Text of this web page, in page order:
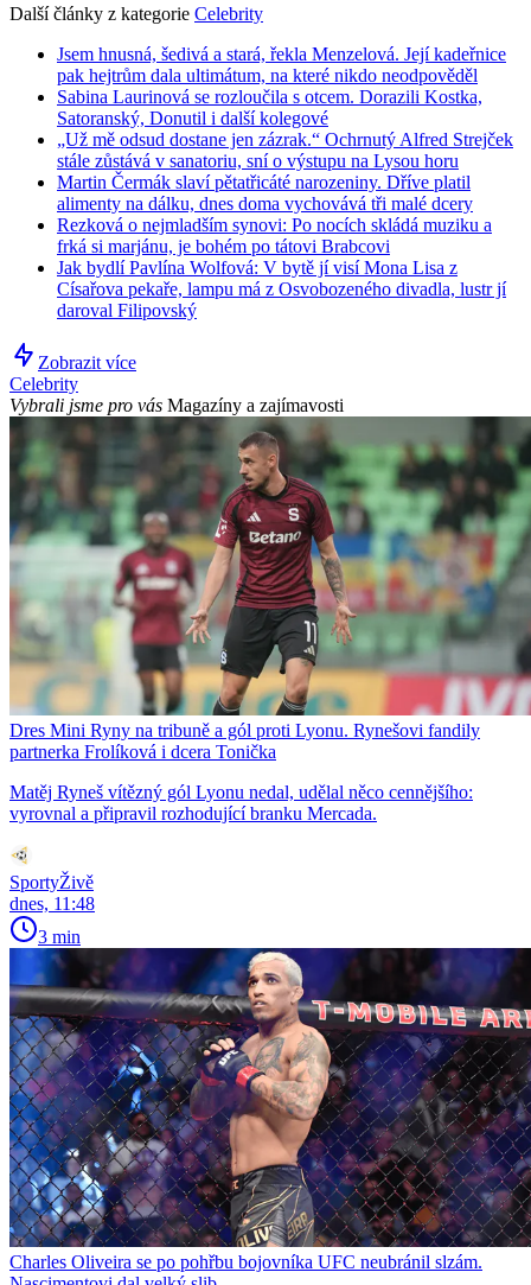
Další články z kategorie Celebrity
Jsem hnusná, šedivá a stará, řekla Menzelová. Její kadeřnice
pak hejtrům dala ultimátum, na které nikdo neodpověděl
Sabina Laurinová se rozloučila s otcem. Dorazili Kostka,
Satoranský, Donutil i další kolegové
„Už mě odsud dostane jen zázrak.“ Ochrnutý Alfred Strejček
stále zůstává v sanatoriu, sní o výstupu na Lysou horu
Martin Čermák slaví pětatřicáté narozeniny. Dříve platil
alimenty na dálku, dnes doma vychovává tři malé dcery
Rezková o nejmladším synovi: Po nocích skládá muziku a
frká si marjánu, je bohém po tátovi Brabcovi
Jak bydlí Pavlína Wolfová: V bytě jí visí Mona Lisa z
Císařova pekaře, lampu má z Osvobozeného divadla, lustr jí
daroval Filipovský
Zobrazit více
Celebrity
Vybrali jsme pro vás Magazíny a zajímavosti
Dres Mini Ryny na tribuně a gól proti Lyonu. Rynešovi fandily
partnerka Frolíková i dcera Tonička
Matěj Ryneš vítězný gól Lyonu nedal, udělal něco cennějšího:
vyrovnal a připravil rozhodující branku Mercada.
SportyŽivě
dnes, 11:48
3 min
Charles Oliveira se po pohřbu bojovníka UFC neubránil slzám.